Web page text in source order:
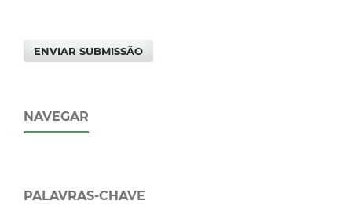
ENVIAR SUBMISSÃO
NAVEGAR
PALAVRAS-CHAVE